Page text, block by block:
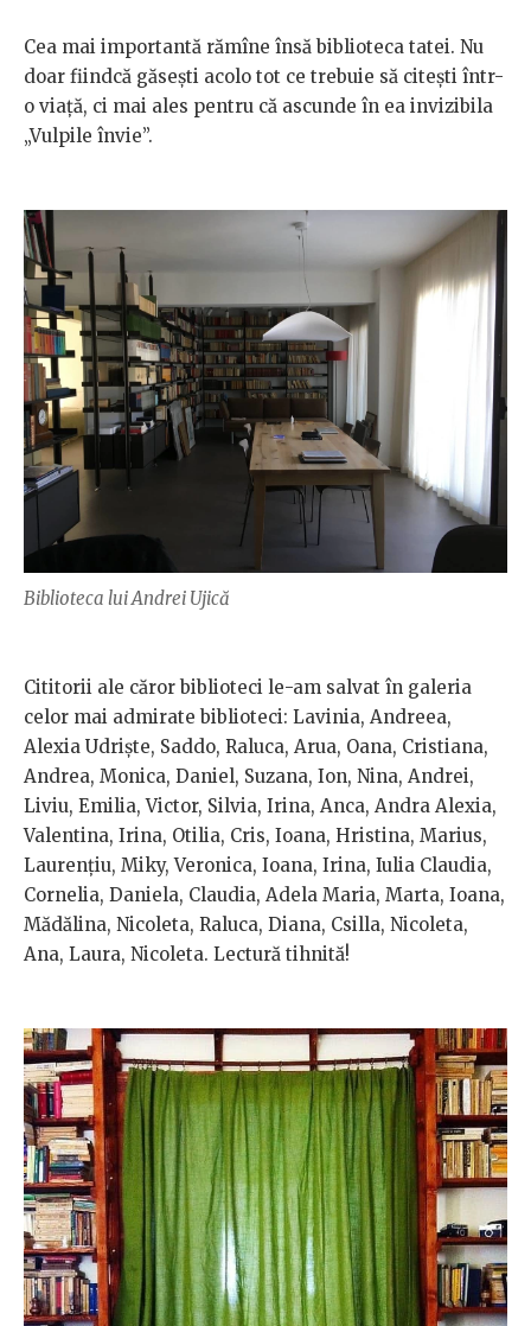
Cea mai importantă rămîne însă biblioteca tatei. Nu
doar fiindcă găsești acolo tot ce trebuie să citești într-
o viață, ci mai ales pentru că ascunde în ea invizibila
„Vulpile învie”.
Biblioteca lui Andrei Ujică
Cititorii ale căror biblioteci le-am salvat în galeria
celor mai admirate biblioteci: Lavinia, Andreea,
Alexia Udriște, Saddo, Raluca, Arua, Oana, Cristiana,
Andrea, Monica, Daniel, Suzana, Ion, Nina, Andrei,
Liviu, Emilia, Victor, Silvia, Irina, Anca, Andra Alexia,
Valentina, Irina, Otilia, Cris, Ioana, Hristina, Marius,
Laurențiu, Miky, Veronica, Ioana, Irina, Iulia Claudia,
Cornelia, Daniela, Claudia, Adela Maria, Marta, Ioana,
Mădălina, Nicoleta, Raluca, Diana, Csilla, Nicoleta,
Ana, Laura, Nicoleta. Lectură tihnită!